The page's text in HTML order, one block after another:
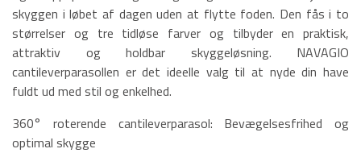
skyggen i løbet af dagen uden at flytte foden. Den fås i to
størrelser og tre tidløse farver og tilbyder en praktisk,
attraktiv og holdbar skyggeløsning. NAVAGIO
cantileverparasollen er det ideelle valg til at nyde din have
fuldt ud med stil og enkelhed.
360° roterende cantileverparasol: Bevægelsesfrihed og
optimal skygge